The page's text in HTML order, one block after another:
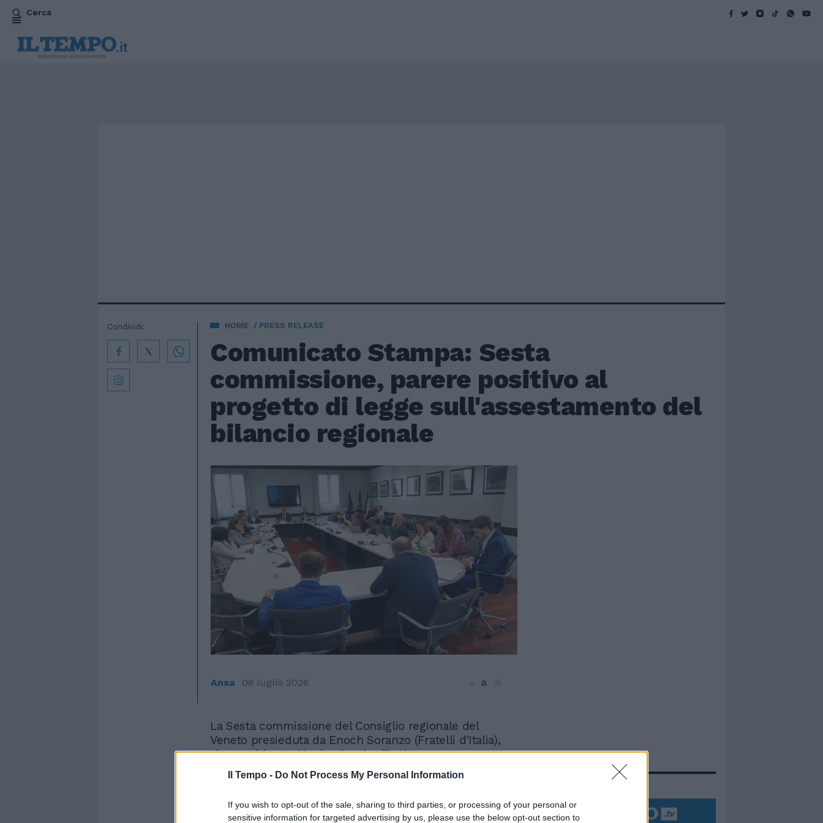
Il Tempo - Do Not Process My Personal Information
If you wish to opt-out of the sale, sharing to third parties, or processing of your personal or
sensitive information for targeted advertising by us, please use the below opt-out section to
Cerca
HOME PRESS RELEASE
Comunicato Stampa: Sesta
commissione, parere positivo al
progetto di legge sull'assestamento del
bilancio regionale
Condividi:
Ansa 08 luglio 2026 a
La Sesta commissione del Consiglio regionale del
Veneto presieduta da Enoch Soranzo (Fratelli d'Italia),
vicepresidente, Monica Sambo (Partito
Democratico), segretario, Francesco Calzavara (Lega-
LV), nel corso della seduta odierna, ha espresso a
93, di iniziativa della Giunta, relativo all'assestamento